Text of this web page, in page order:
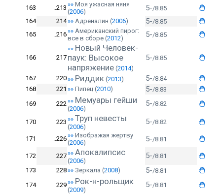
163 ..213 »» Моя ужасная няня
(2006) 5-/8.85
164
214»» Адреналин (2006) 5-/8.85
165
..216»» Американский пирог:
все в сборе (2012) 5-/8.85
166 217
»» Новый Человек-
паук: Высокое
напряжение (2014)
5-/8.85
167 ..220»» Риддик (2013) 5-/8.84
168
221 »» Пипец (2010) 5-/8.83
169
222»» Мемуары гейши
(2006)
5-/8.82
170 223 »» Труп невесты
(2006)
5-/8.82
171 ..226»» Изображая жертву
(2006) 5-/8.81
172 227»» Апокалипсис
(2006)
5-/8.81
173
228»» Зеркала (2008) 5-/8.81
174
229»» Рок-н-рольщик
(2009)
5-/8.81